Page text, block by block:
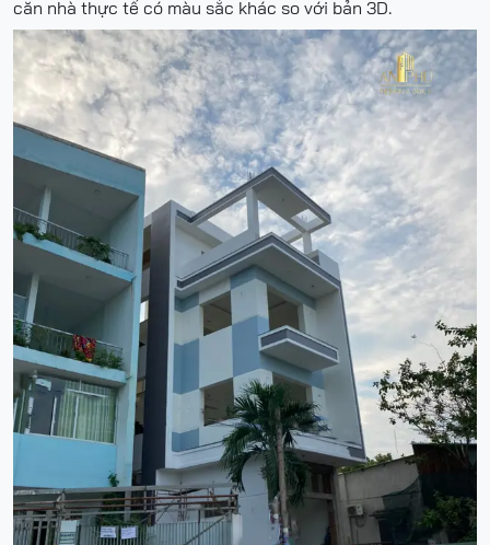
căn nhà thực tế có màu sắc khác so với bản 3D.